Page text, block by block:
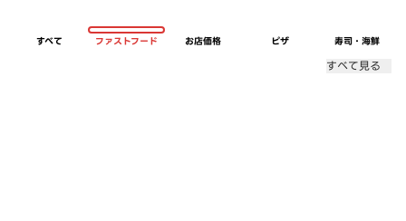
すべて ファストフード お店価格 ピザ 寿司・海鮮
すべて見る